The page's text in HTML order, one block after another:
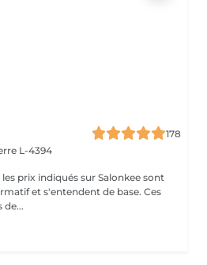
178
L-4394
prix indiqués sur Salonkee sont
et s'entendent de base. Ces
de...